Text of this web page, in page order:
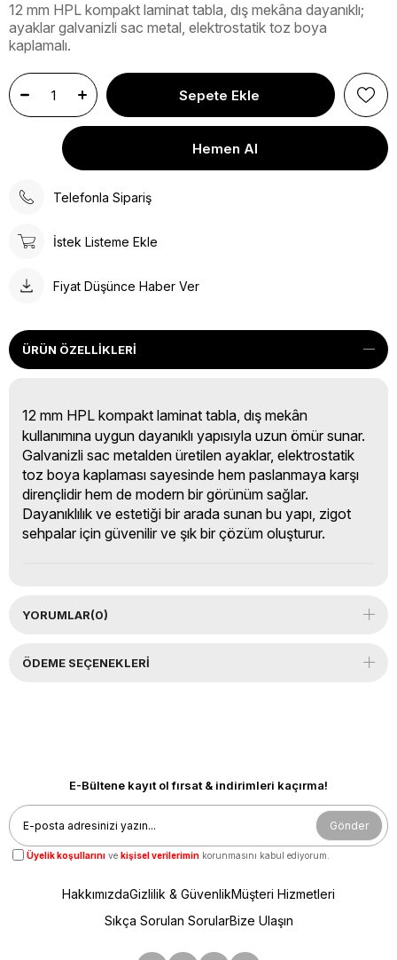
12 mm HPL kompakt laminat tabla, dış mekâna dayanıklı;
ayaklar galvanizli sac metal, elektrostatik toz boya
kaplamalı.
Telefonla Sipariş
İstek Listeme Ekle
Fiyat Düşünce Haber Ver
ÜRÜN ÖZELLIKLERI
12 mm HPL kompakt laminat tabla, dış mekân
kullanımına uygun dayanıklı yapısıyla uzun ömür sunar.
Galvanizli sac metalden üretilen ayaklar, elektrostatik
toz boya kaplaması sayesinde hem paslanmaya karşı
dirençlidir hem de modern bir görünüm sağlar.
Dayanıklılık ve estetiği bir arada sunan bu yapı, zigot
sehpalar için güvenilir ve şık bir çözüm oluşturur.
YORUMLAR(0)
ÖDEME SEÇENEKLERI
E-Bültene kayıt ol fırsat & indirimleri kaçırma!
Gönder
Üyelik koşullarını ve kişisel verilerimin korunmasını kabul ediyorum.
HakkımızdaGizlilik & GüvenlikMüşteri Hizmetleri
Sıkça Sorulan SorularBize Ulaşın